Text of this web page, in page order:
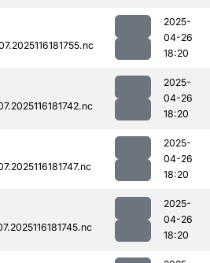
2025-
04-26
18:20
2025-
04-26
18:20
2025-
04-26
18:20
2025-
04-26
18:20